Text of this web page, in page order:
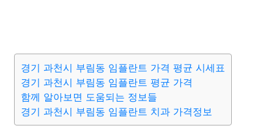
경기 과천시 부림동 임플란트 가격 평균 시세표
경기 과천시 부림동 임플란트 평균 가격
함께 알아보면 도움되는 정보들
경기 과천시 부림동 임플란트 치과 가격정보